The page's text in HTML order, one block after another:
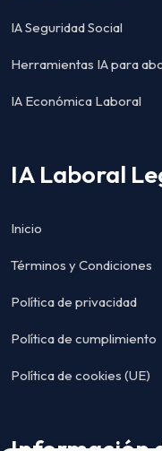
IA Seguridad Social
Herramientas IA para
IA Económica Laboral
IA Laboral
Inicio
Términos y Condiciones
Política de privacidad
Política de cumplimiento
Política de cookies (UE)